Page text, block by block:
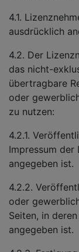
4.1.
ausdrücklich
4.2. Der
das nicht-
übertragbare
oder
zu nutzen:
4.2.1.
Impressum der
angegeben ist.
4.2.2.
oder
Seiten, in
angegeben ist.